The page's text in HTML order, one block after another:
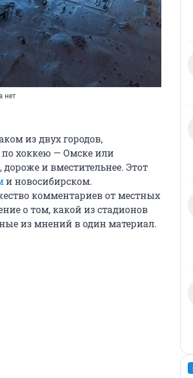
нет
из двух городов,
хоккею — Омске или
и вместительнее. Этот
и новосибирском.
комментариев от местных
о том, какой из стадионов
из мнений в один материал.